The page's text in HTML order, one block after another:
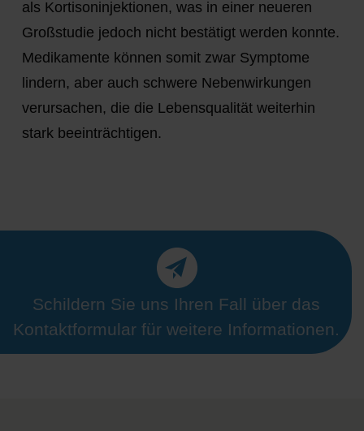
als Kortisoninjektionen, was in einer neueren
Großstudie jedoch nicht bestätigt werden konnte.
Medikamente können somit zwar Symptome
lindern, aber auch schwere Nebenwirkungen
verursachen, die die Lebensqualität weiterhin
stark beeinträchtigen.
Schildern Sie uns Ihren Fall über das
Kontaktformular für weitere Informationen.